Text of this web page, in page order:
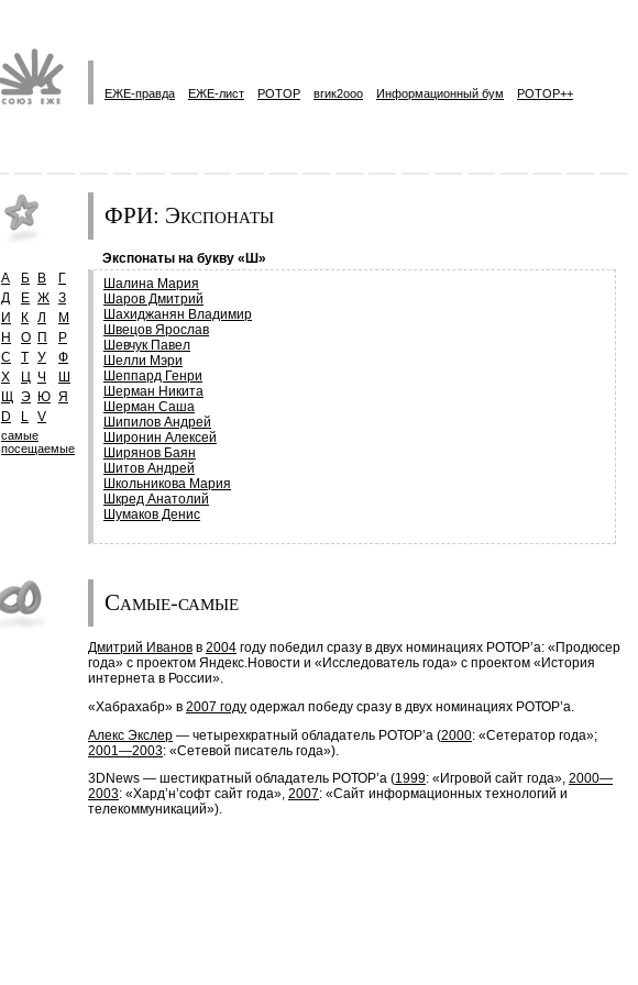
ЕЖЕ-правда ЕЖЕ-лист РОТОР вгик2ooo Информационный бум РОТОР++
ФРИ: Экспонаты
А Б В
Г
Д
Е Ж З
И
К Л
М
Н
О П
Р
С
Т У
Ф
Х
Ц Ч
Ш
Щ Э Ю Я
D
L V
самые
посещаемые
Экспонаты на букву «Ш»
Шалина Мария
Шаров Дмитрий
Шахиджанян Владимир
Швецов Ярослав
Шевчук Павел
Шелли Мэри
Шеппард Генри
Шерман Никита
Шерман Саша
Шипилов Андрей
Широнин Алексей
Ширянов Баян
Шитов Андрей
Школьникова Мария
Шкред Анатолий
Шумаков Денис
Самые-самые
Дмитрий Иванов в 2004 году победил сразу в двух номинациях РОТОР’а: «Продюсер
года» с проектом Яндекс.Новости и «Исследователь года» с проектом «История
интернета в России».
«Хабрахабр» в 2007 году одержал победу сразу в двух номинациях РОТОР’а.
Алекс Экслер — четырехкратный обладатель РОТОР’a (2000: «Сетератор года»;
2001—2003: «Сетевой писатель года»).
3DNews — шестикратный обладатель РОТОР’a (1999: «Игровой сайт года», 2000—
2003: «Хард’н’софт сайт года», 2007: «Сайт информационных технологий и
телекоммуникаций»).